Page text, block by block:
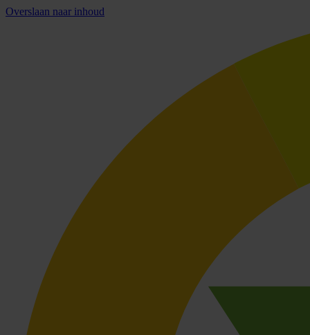
Overslaan naar inhoud